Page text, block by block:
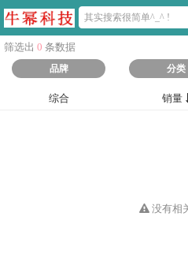
筛选出 0 条数据
品牌 分类
综合 销量
没有相